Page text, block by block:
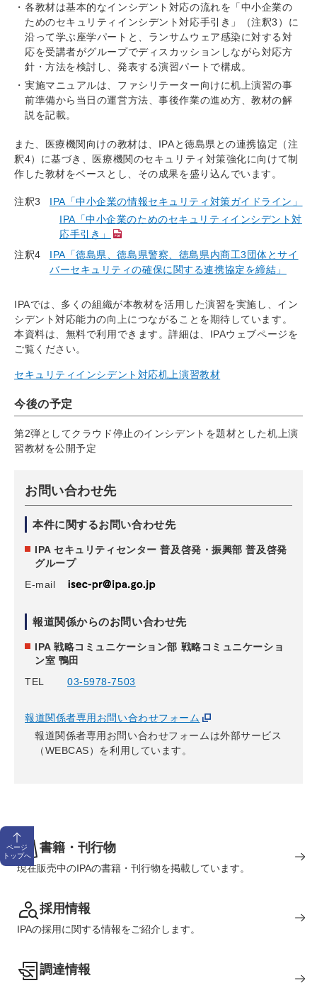
各教材は基本的なインシデント対応の流れを「中小企業の
ためのセキュリティインシデント対応手引き」（注釈3）に
沿って学ぶ座学パートと、ランサムウェア感染に対する対
応を受講者がグループでディスカッションしながら対応方
針・方法を検討し、発表する演習パートで構成。
実施マニュアルは、ファシリテーター向けに机上演習の事
前準備から当日の運営方法、事後作業の進め方、教材の解
説を記載。
また、医療機関向けの教材は、IPAと徳島県との連携協定（注
釈4）に基づき、医療機関のセキュリティ対策強化に向けて制
作した教材をベースとし、その成果を盛り込んでいます。
注釈3
IPA「中小企業の情報セキュリティ対策ガイドライン」
IPA「中小企業のためのセキュリティインシデント対
応手引き」
注釈4
IPA「徳島県、徳島県警察、徳島県内商工3団体とサイ
バーセキュリティの確保に関する連携協定を締結」
IPAでは、多くの組織が本教材を活用した演習を実施し、イン
シデント対応能力の向上につながることを期待しています。
本資料は、無料で利用できます。詳細は、IPAウェブページを
ご覧ください。
セキュリティインシデント対応机上演習教材
今後の予定
第2弾としてクラウド停止のインシデントを題材とした机上演
習教材を公開予定
お問い合わせ先
本件に関するお問い合わせ先
IPA セキュリティセンター 普及啓発・振興部 普及啓発
グループ
E-mail
報道関係からのお問い合わせ先
IPA 戦略コミュニケーション部 戦略コミュニケーショ
ン室 鴨田
TEL
03-5978-7503
報道関係者専用お問い合わせフォーム
報道関係者専用お問い合わせフォームは外部サービス
（WEBCAS）を利用しています。
ページ
トップへ
書籍・刊行物
現在販売中のIPAの書籍・刊行物を掲載しています。
採用情報
IPAの採用に関する情報をご紹介します。
調達情報